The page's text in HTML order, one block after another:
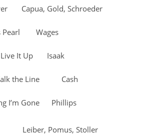
Capua, Gold, Schroeder
Pearl Wages
It Up Isaak
the Line Cash
I’m Gone Phillips
Leiber, Pomus, Stoller